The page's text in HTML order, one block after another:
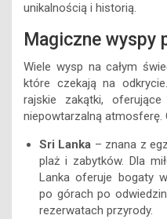
unikalnością i historią.
Magiczne wyspy
Wiele wysp na całym
które czekają na
rajskie zakątki,
niepowtarzalną atmosferę.
Sri Lanka – znana z
plaż i zabytków. Dla
Lanka oferuje bogaty
po górach po
rezerwatach przyrody.